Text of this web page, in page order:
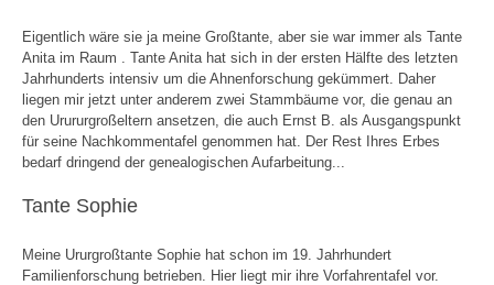
Eigentlich wäre sie ja meine Großtante, aber sie war immer als Tante
Anita im Raum . Tante Anita hat sich in der ersten Hälfte des letzten
Jahrhunderts intensiv um die Ahnenforschung gekümmert. Daher
liegen mir jetzt unter anderem zwei Stammbäume vor, die genau an
den Urururgroßeltern ansetzen, die auch Ernst B. als Ausgangspunkt
für seine Nachkommentafel genommen hat. Der Rest Ihres Erbes
bedarf dringend der genealogischen Aufarbeitung...
Tante Sophie
Meine Ururgroßtante Sophie hat schon im 19. Jahrhundert
Familienforschung betrieben. Hier liegt mir ihre Vorfahrentafel vor.